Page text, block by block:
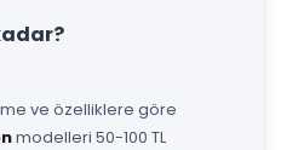
ve özelliklere göre
modelleri 50-100 TL